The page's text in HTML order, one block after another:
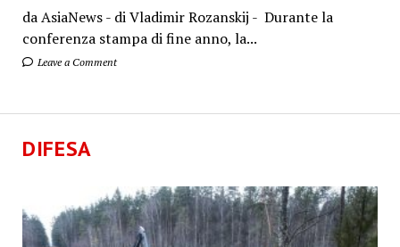
da AsiaNews - di Vladimir Rozanskij - Durante la
conferenza stampa di fine anno, la...
Leave a Comment
DIFESA